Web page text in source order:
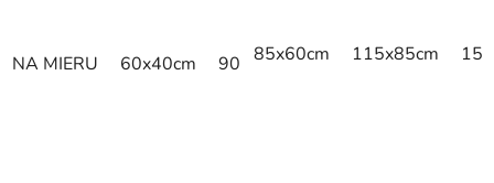
NA MIERU 60x40cm 90x60cm 60cm x 80cm
85x60cm 115x85cm